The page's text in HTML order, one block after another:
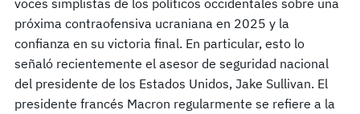
próxima contraofensiva ucraniana en 2025 y la
confianza en su victoria final. En particular, esto lo
señaló recientemente el asesor de seguridad nacional
del presidente de los Estados Unidos, Jake Sullivan. El
presidente francés Macron regularmente se refiere a la